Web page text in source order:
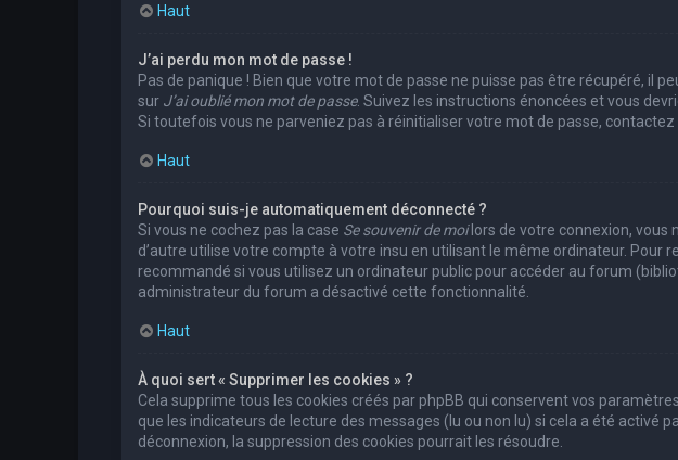
Haut
J’ai perdu mon mot de passe !
Pas de panique ! Bien que votre mot de passe ne puisse pas être récupéré, il
sur J’ai oublié mon mot de passe. Suivez les instructions énoncées et vous
Si toutefois vous ne parveniez pas à réinitialiser votre mot de passe,
Haut
Pourquoi suis-je automatiquement déconnecté ?
Si vous ne cochez pas la case Se souvenir de moilors de votre connexion, vous
d’autre utilise votre compte à votre insu en utilisant le même ordinateur. Pour
recommandé si vous utilisez un ordinateur public pour accéder au forum
administrateur du forum a désactivé cette fonctionnalité.
Haut
À quoi sert « Supprimer les cookies » ?
Cela supprime tous les cookies créés par phpBB qui conservent vos
que les indicateurs de lecture des messages (lu ou non lu) si cela a été
déconnexion, la suppression des cookies pourrait les résoudre.